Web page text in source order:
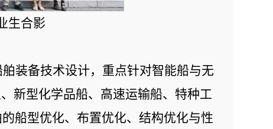
生合影
装备技术设计，重点针对智能船与无
新型化学品船、高速运输船、特种工
船型优化、布置优化、结构优化与性